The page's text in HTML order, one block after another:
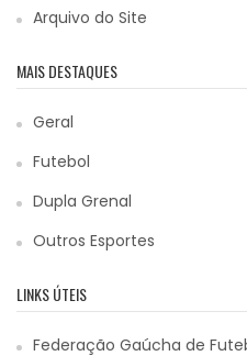
Arquivo do Site
MAIS DESTAQUES
Geral
Futebol
Dupla Grenal
Outros Esportes
LINKS ÚTEIS
Federação Gaúcha de